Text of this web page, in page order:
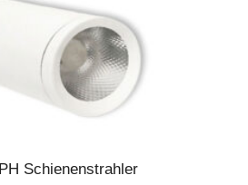
Schienenstrahler